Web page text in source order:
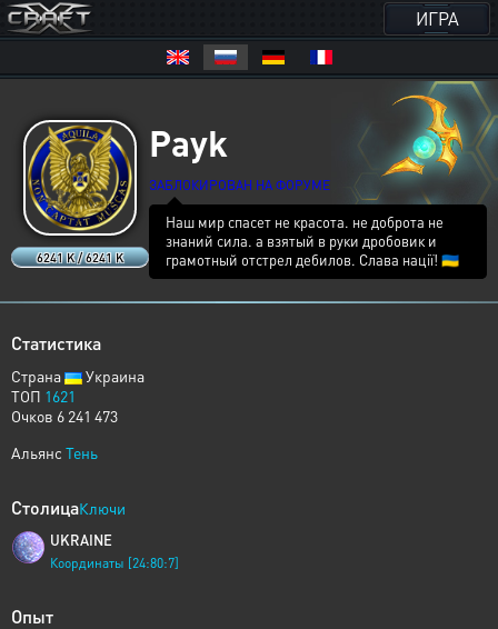
ИГРА
6241 K / 6241 K
Payk
ЗАБЛОКИРОВАН НА ФОРУМЕ
Наш мир спасет не красота. не доброта не
знаний сила. а взятый в руки дробовик и
грамотный отстрел дебилов. Слава нації! 🇺🇦
Статистика
Страна
Украина
ТОП 1621
Очков 6 241 473
Альянс Тень
СтолицаКлючи
UKRAINE
Координаты [24:80:7]
Опыт